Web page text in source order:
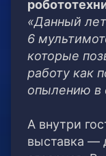
«Данный
6
которые
работу как
опылению в
А внутри
выставка —